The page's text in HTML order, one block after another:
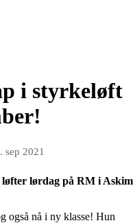
i styrkeløft
sep 2021
løfter lørdag på RM i
også nå i ny klasse! Hun